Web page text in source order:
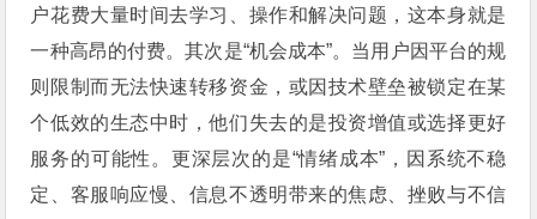
户花费大量时间去学习、操作和解决问题，这本身就是
一种高昂的付费。其次是“机会成本”。当用户因平台的规
则限制而无法快速转移资金，或因技术壁垒被锁定在某
个低效的生态中时，他们失去的是投资增值或选择更好
服务的可能性。更深层次的是“情绪成本”，因系统不稳
定、客服响应慢、信息不透明带来的焦虑、挫败与不信